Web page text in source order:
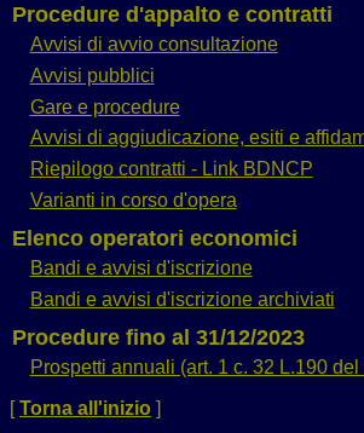
Procedure d'appalto e contratti
Avvisi di avvio consultazione
Avvisi pubblici
Gare e procedure
Avvisi di aggiudicazione, esiti e
Riepilogo contratti - Link BDNCP
Varianti in corso d'opera
Elenco operatori economici
Bandi e avvisi d'iscrizione
Bandi e avvisi d'iscrizione archiviati
Procedure fino al 31/12/2023
Prospetti annuali (art. 1 c. 32 L.190 del
[Torna all'inizio ]